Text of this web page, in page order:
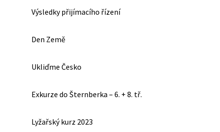
Výsledky přijímacího řízení
Den Země
Ukliďme Česko
Exkurze do Šternberka – 6. + 8. tř.
Lyžařský kurz 2023